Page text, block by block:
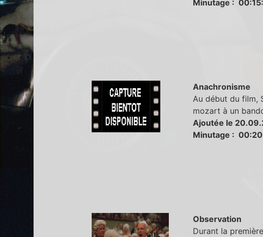
Minutage :
Anachronisme
Au début du film,
mozart à un
Ajoutée le
Minutage :
Observation
Durant la